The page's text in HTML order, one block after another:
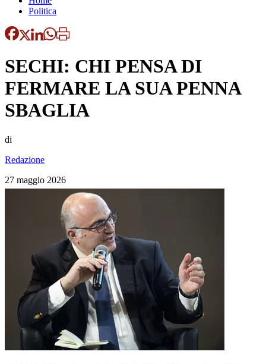
Politica
SECHI: CHI PENSA DI
FERMARE LA SUA PENNA
SBAGLIA
di
Redazione
27 maggio 2026